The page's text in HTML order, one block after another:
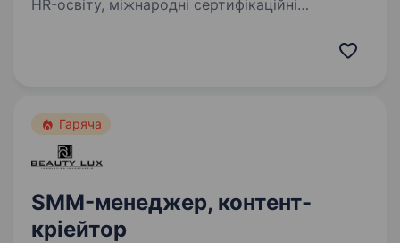
HR-освіту, міжнародні сертифікаційні
Гаряча
SMM-менеджер, контент-
кріейтор